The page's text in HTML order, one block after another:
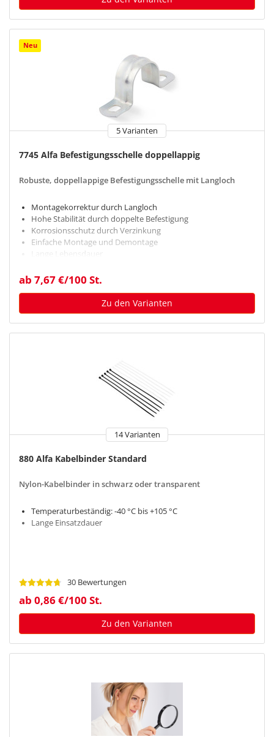
Neu
5 Varianten
7745 Alfa Befestigungsschelle doppellappig
Robuste, doppellappige Befestigungsschelle mit Langloch
Montagekorrektur durch Langloch
Hohe Stabilität durch doppelte Befestigung
Korrosionsschutz durch Verzinkung
Einfache Montage und Demontage
Lange Lebensdauer
ab 7,67 €/100 St.
Zu den Varianten
14 Varianten
880 Alfa Kabelbinder Standard
Nylon-Kabelbinder in schwarz oder transparent
Temperaturbeständig: -40 °C bis +105 °C
Lange Einsatzdauer
30 Bewertungen
ab 0,86 €/100 St.
Zu den Varianten